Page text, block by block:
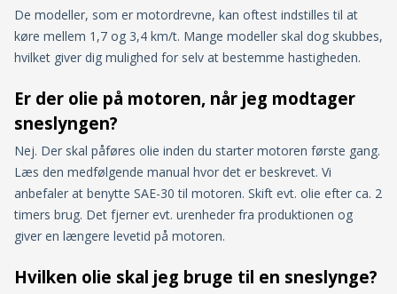
De modeller, som er motordrevne, kan oftest indstilles til at
køre mellem 1,7 og 3,4 km/t. Mange modeller skal dog skubbes,
hvilket giver dig mulighed for selv at bestemme hastigheden.
Er der olie på motoren, når jeg modtager
sneslyngen?
Nej. Der skal påføres olie inden du starter motoren første gang.
Læs den medfølgende manual hvor det er beskrevet. Vi
anbefaler at benytte SAE-30 til motoren. Skift evt. olie efter ca. 2
timers brug. Det fjerner evt. urenheder fra produktionen og
giver en længere levetid på motoren.
Hvilken olie skal jeg bruge til en sneslynge?